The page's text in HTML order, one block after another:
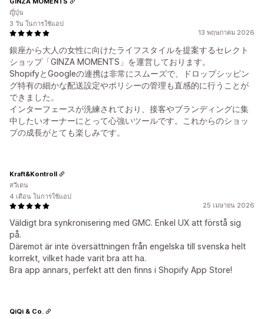
13 พฤษภาคม 2026
銀座から大人の女性に向けたライフスタイルを提案するセレクト
ショップ「GINZA MOMENTS」を運営しております。
ShopifyとGoogleの連携は非常にスムーズで、ドロップシッピン
グ特有の細かな配送設定やポリシーの管理も直感的に行うことが
できました。
インターフェースが洗練されており、接客やブランディングに集
中したいオーナーにとって心強いツールです。これからのショッ
プの成長がとても楽しみです。
ญี่ปุ่น
3 วัน ในการใช้แอป
25 เมษายน 2026
Väldigt bra synkronisering med GMC. Enkel UX att förstå sig
på.
Däremot är inte översättningen från engelska till svenska helt
korrekt, vilket hade varit bra att ha.
Bra app annars, perfekt att den finns i Shopify App Store!
Kraft&Kontroll
สวีเดน
4 เดือน ในการใช้แอป
QiQi & Co.